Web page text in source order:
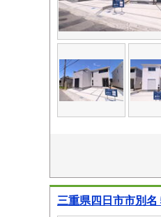
三重県四日市市別